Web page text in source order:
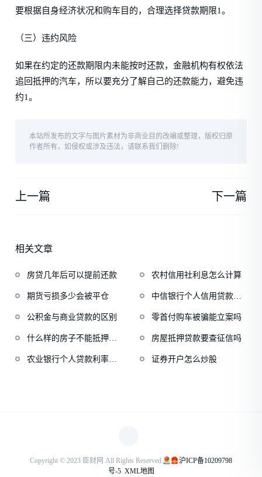
要根据自身经济状况和购车目的，合理选择贷款期限1。
（三）违约风险
如果在约定的还款期限内未能按时还款，金融机构有权依法
追回抵押的汽车，所以要充分了解自己的还款能力，避免违
约1。
本站所发布的文字与图片素材为非商业目的改编或整理，版权归原
作者所有，如侵权或涉及违法，请联系我们删除!
上一篇 下一篇
相关文章
房贷几年后可以提前还款 农村信用社利息怎么计算
期货亏损多少会被平仓
中信银行个人信用贷款条
公积金与商业贷款的区别
零首付购车被骗能立案吗
什么样的房子不能抵押贷
房屋抵押贷款要查征信吗
农业银行个人贷款利率转
证券开户怎么炒股
Copyright © 2023 臣财网 All Rights Reserved.
沪ICP备10209798
号-5 XML地图